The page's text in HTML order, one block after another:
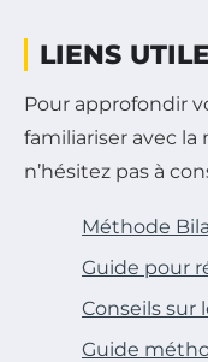
LIENS
Pour approfondir
familiariser avec
n’hésitez pas à
Méthode
Guide pour
Conseils sur
Guide